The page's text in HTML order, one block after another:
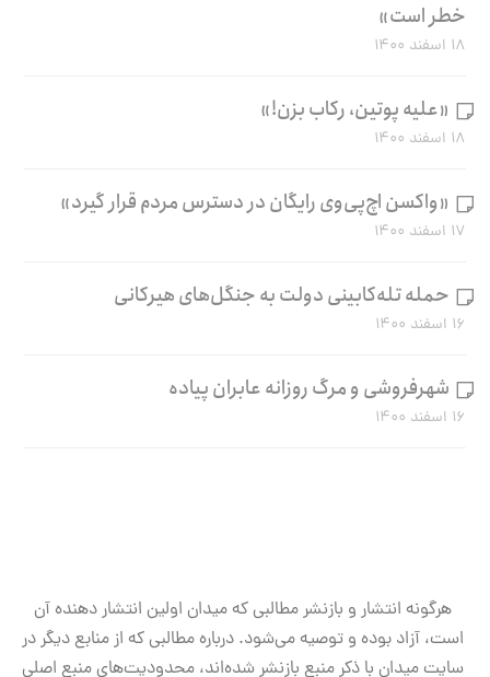
خطر است»
۱۸ اسفند ۱۴۰۰
«علیه پوتین، رکاب بزن!»
۱۸ اسفند ۱۴۰۰
«واکسن اچ‌پی‌وی رایگان در دسترس مردم قرار گیرد»
۱۷ اسفند ۱۴۰۰
حمله تله‌کابینی دولت به جنگل‌های هیرکانی
۱۶ اسفند ۱۴۰۰
شهرفروشی و مرگ روزانه عابران پیاده
۱۶ اسفند ۱۴۰۰
هرگونه انتشار و بازنشر مطالبی که میدان اولین انتشار دهنده آن
است، آزاد بوده و توصیه می‌شود. درباره مطالبی که از منابع دیگر در
سایت میدان با ذکر منبع بازنشر شده‌اند، محدودیت‌های منبع اصلی